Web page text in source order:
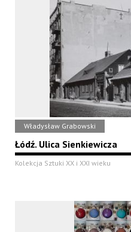
Władysław Grabowski
Łódź. Ulica Sienkiewicza
Kolekcja Sztuki XX i XXI wieku